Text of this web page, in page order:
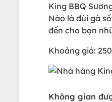
King BBQ
Nào là đùi gà
đến cho bạn
Khoảng giá:
Không gian